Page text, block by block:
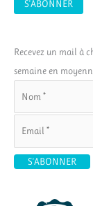
Recevez un mail à
semaine en